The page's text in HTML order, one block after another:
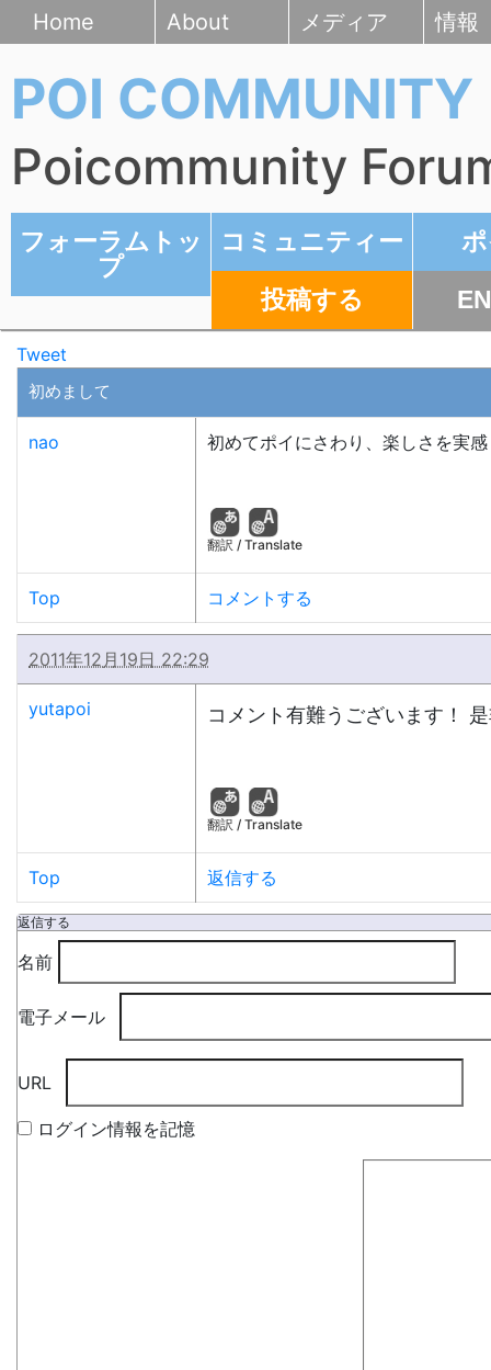
Home About メディア 情報
POI COMMUNITY
Poicommunity
フォーラムトッ
プ
コミュニティー
投稿する
Tweet
初めまして
nao 初めてポイにさわり、楽しさを実
翻訳 / Translate
Top コメントする
2011年12月19日 22:29
yutapoi コメント有難うございます！
翻訳 / Translate
Top 返信する
返信する
名前
電子メール
URL
ログイン情報を記憶